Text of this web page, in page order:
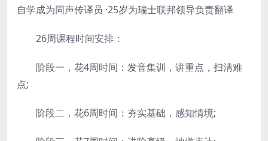
自学成为同声传译员 ·25岁为瑞士联邦领导负责翻译
26周课程时间安排：
阶段一，花4周时间：发音集训，讲重点，扫清难
点;
阶段二，花6周时间：夯实基础，感知情境;